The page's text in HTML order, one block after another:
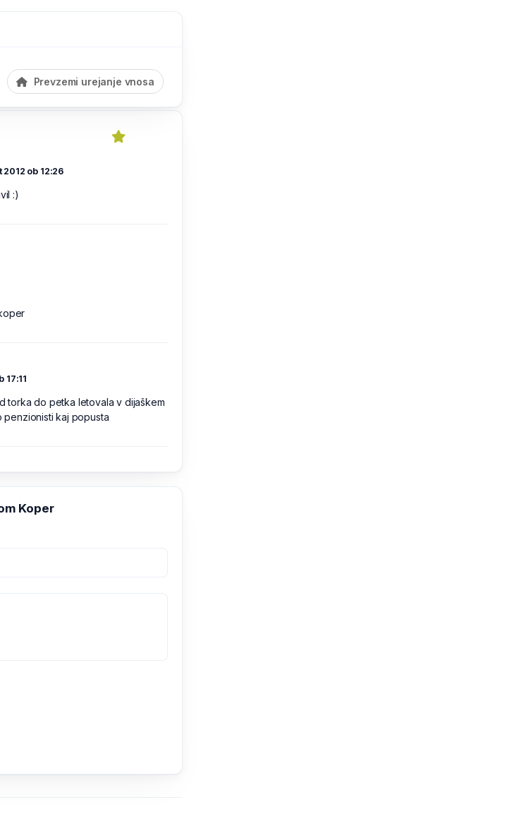
Prevzemi urejanje vnosa
2012 ob 12:26
:)
17:11
torka do petka letovala v dijaškem
penzionisti kaj popusta
Koper